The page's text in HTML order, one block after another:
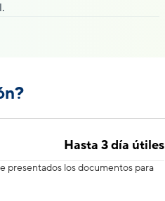
Hasta 3 día útiles
presentados los documentos para